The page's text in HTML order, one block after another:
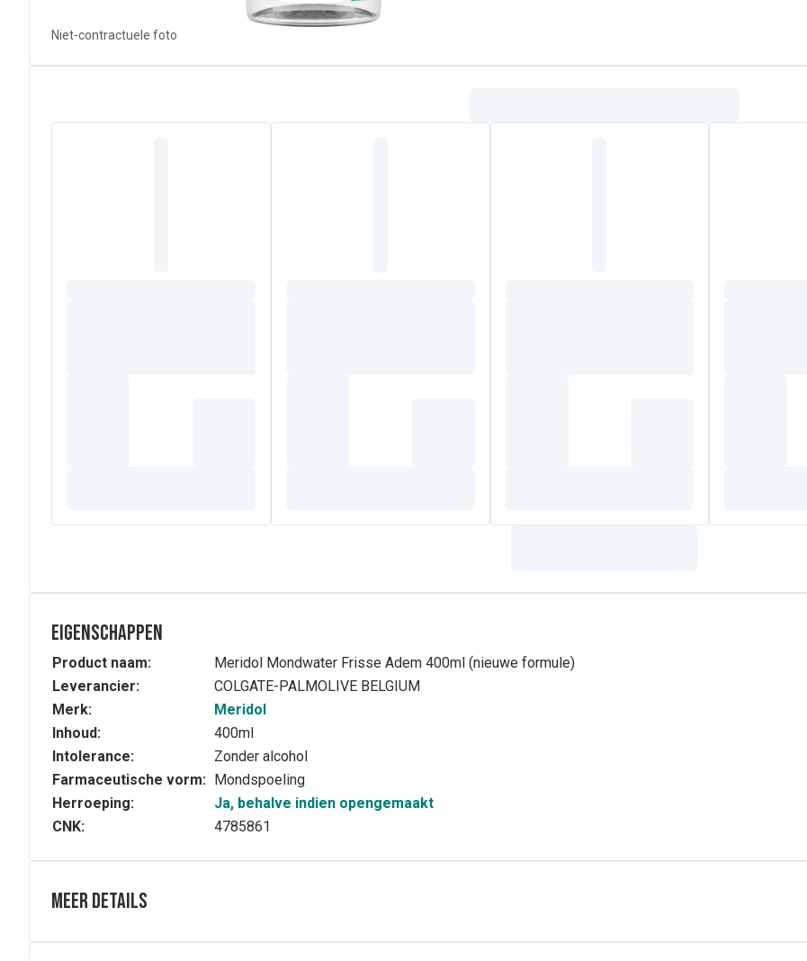
Niet-contractuele foto
Eigenschappen
Product naam:
Meridol Mondwater Frisse Adem 400ml (nieuwe formule)
Leverancier:
COLGATE-PALMOLIVE BELGIUM
Merk:
Meridol
Inhoud:
400ml
Intolerance:
Zonder alcohol
Farmaceutische vorm: Mondspoeling
Herroeping:
Ja, behalve indien opengemaakt
CNK:
4785861
Meer details
Aqua, Glycerin, Xylitol, PVP, Oleaminopropylamineth-3 HCl, Polyglyceryl-4 Caprate, Zinc Lactate, Aroma, Sodium